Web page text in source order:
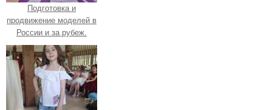
Подготовка и
продвижение моделей в
России и за рубеж.